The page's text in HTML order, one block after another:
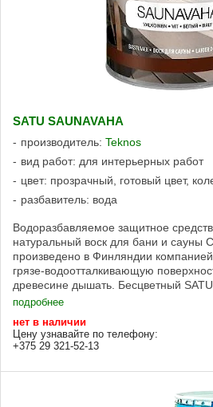
SATU SAUNAVAHA
производитель: Teknos
вид работ: для интерьерных работ
цвет: прозрачный, готовый цвет,
разбавитель: вода
Водоразбавляемое защитное
натуральный воск для бани и
произведено в Финляндии
грязе-водоотталкивающую
древесине дышать. Бесцветный
подробнее
нет в наличии
Цену узнавайте по телефону:
+375 29 321-52-13